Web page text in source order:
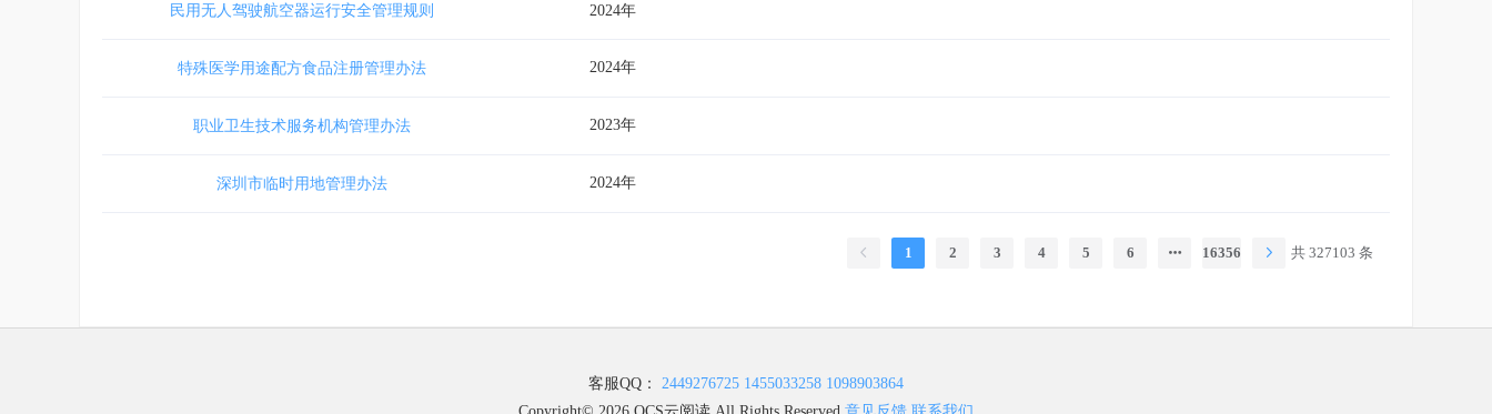
民用无人驾驶航空器运行安全管理规则 2024年
特殊医学用途配方食品注册管理办法 2024年
职业卫生技术服务机构管理办法 2023年
深圳市临时用地管理办法 2024年
1 2 3 4 5 6 16356 共 327103 条
客服QQ： 2449276725 1455033258 1098903864